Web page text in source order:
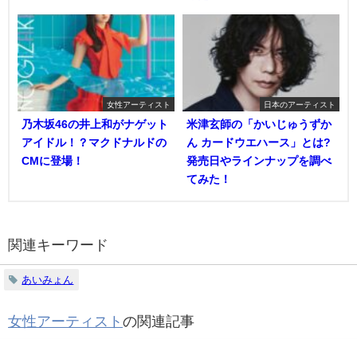
女性アーティスト
乃木坂46の井上和がナゲット
アイドル！？マクドナルドの
CMに登場！
日本のアーティスト
米津玄師の「かいじゅうずか
ん カードウエハース」とは?
発売日やラインナップを調べ
てみた！
関連キーワード
あいみょん
女性アーティスト の関連記事